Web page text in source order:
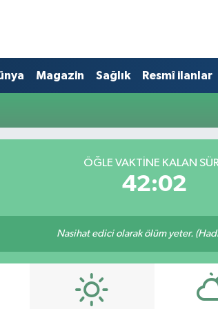
Magazin Sağlık Resmî ilanlar
ÖĞLE VAKTINE KALAN
42:02
Nasihat edici olarak ölüm yeter.